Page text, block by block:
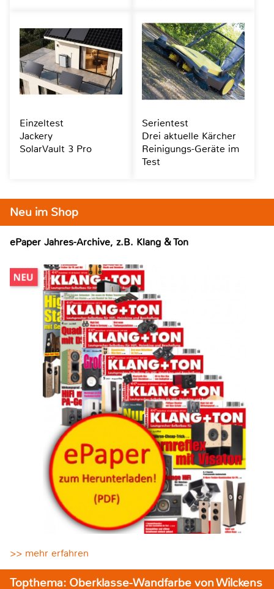
Neu im Shop
ePaper Jahres-Archive, z.B. Klang & Ton
>> mehr erfahren
Topthema: Oberklasse-Wandfarbe von Wilckens
Einzeltest
Jackery
SolarVault 3 Pro
Serientest
Drei aktuelle Kärcher
Reinigungs-Geräte im
Test